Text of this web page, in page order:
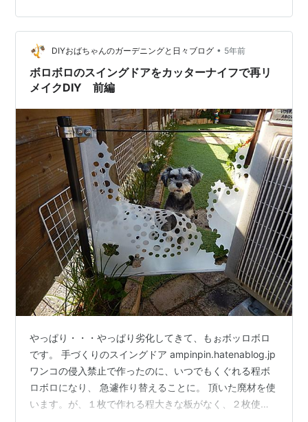
にさせてくれる商品です。 こういう商品の梱包を日本企
業も見習っていただきたいものです。 日本のは梱包が頑
丈ですがこう 購入した人への感謝の気持ちが薄い パッケ
ージングが多いですよね。 これだけで今回の記…
DIYおばちゃんのガーデニングと日々ブログ • 5年前
ボロボロのスイングドアをカッターナイフで再リ
メイクDIY 前編
やっぱり・・・やっぱり劣化してきて、もぉボッロボロ
です。 手づくりのスイングドア ampinpin.hatenablog.jp
ワンコの侵入禁止で作ったのに、いつでもくぐれる程ボ
ロボロになり、 急遽作り替えることに。 頂いた廃材を使
います。が、１枚で作れる程大きな板がなく、２枚使